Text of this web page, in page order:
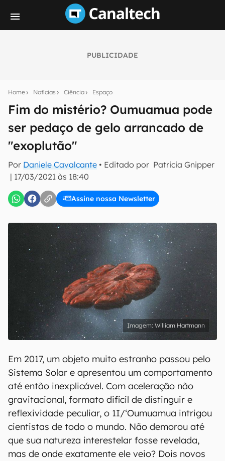
PUBLICIDADE
Home Notícias Ciência Espaço
Fim do mistério? Oumuamua pode
ser pedaço de gelo arrancado de
"exoplutão"
Por Daniele Cavalcante • Editado por Patricia Gnipper
| 17/03/2021 às 18:40
Assine nossa Newsletter
notícias e reviews sobre tecnologia em primeira
mão.
E-mail
inscreva-se
Confirmo que li, aceito e concordo com os Termos de
Uso e Política de Privacidade do Canaltech.
William Hartmann
Em 2017, um objeto muito estranho passou pelo
Sistema Solar e apresentou um comportamento
até então inexplicável. Com aceleração não
gravitacional, formato difícil de distinguir e
reflexividade peculiar, o 1I/ʻOumuamua intrigou
cientistas de todo o mundo. Não demorou até
que sua natureza interestelar fosse revelada,
mas de onde exatamente ele veio? Dois novos